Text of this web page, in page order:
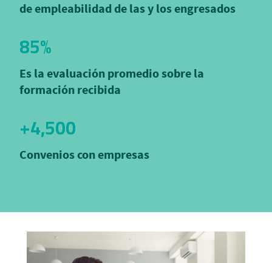
de empleabilidad de las y los engresados
85%
Es la evaluación promedio sobre la
formación recibida
+4,500
Convenios con empresas